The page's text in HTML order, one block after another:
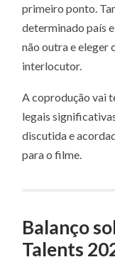
primeiro ponto.
determinado país
não outra e eleger
interlocutor.
A coprodução vai
legais
discutida e
para o filme.
Balanço
Talents